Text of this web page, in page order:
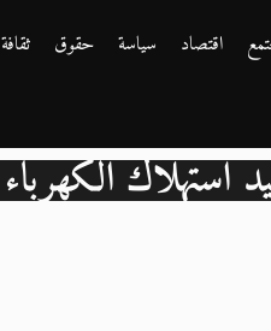
اقتصاد سياسة حقوق
ثقافة
استهلاك الكهرباء